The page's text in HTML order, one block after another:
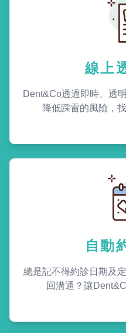
線上
Dent&Co透過即時、透
降低踩雷的風險，
自動
總是記不得約診日期及
回溝通？讓